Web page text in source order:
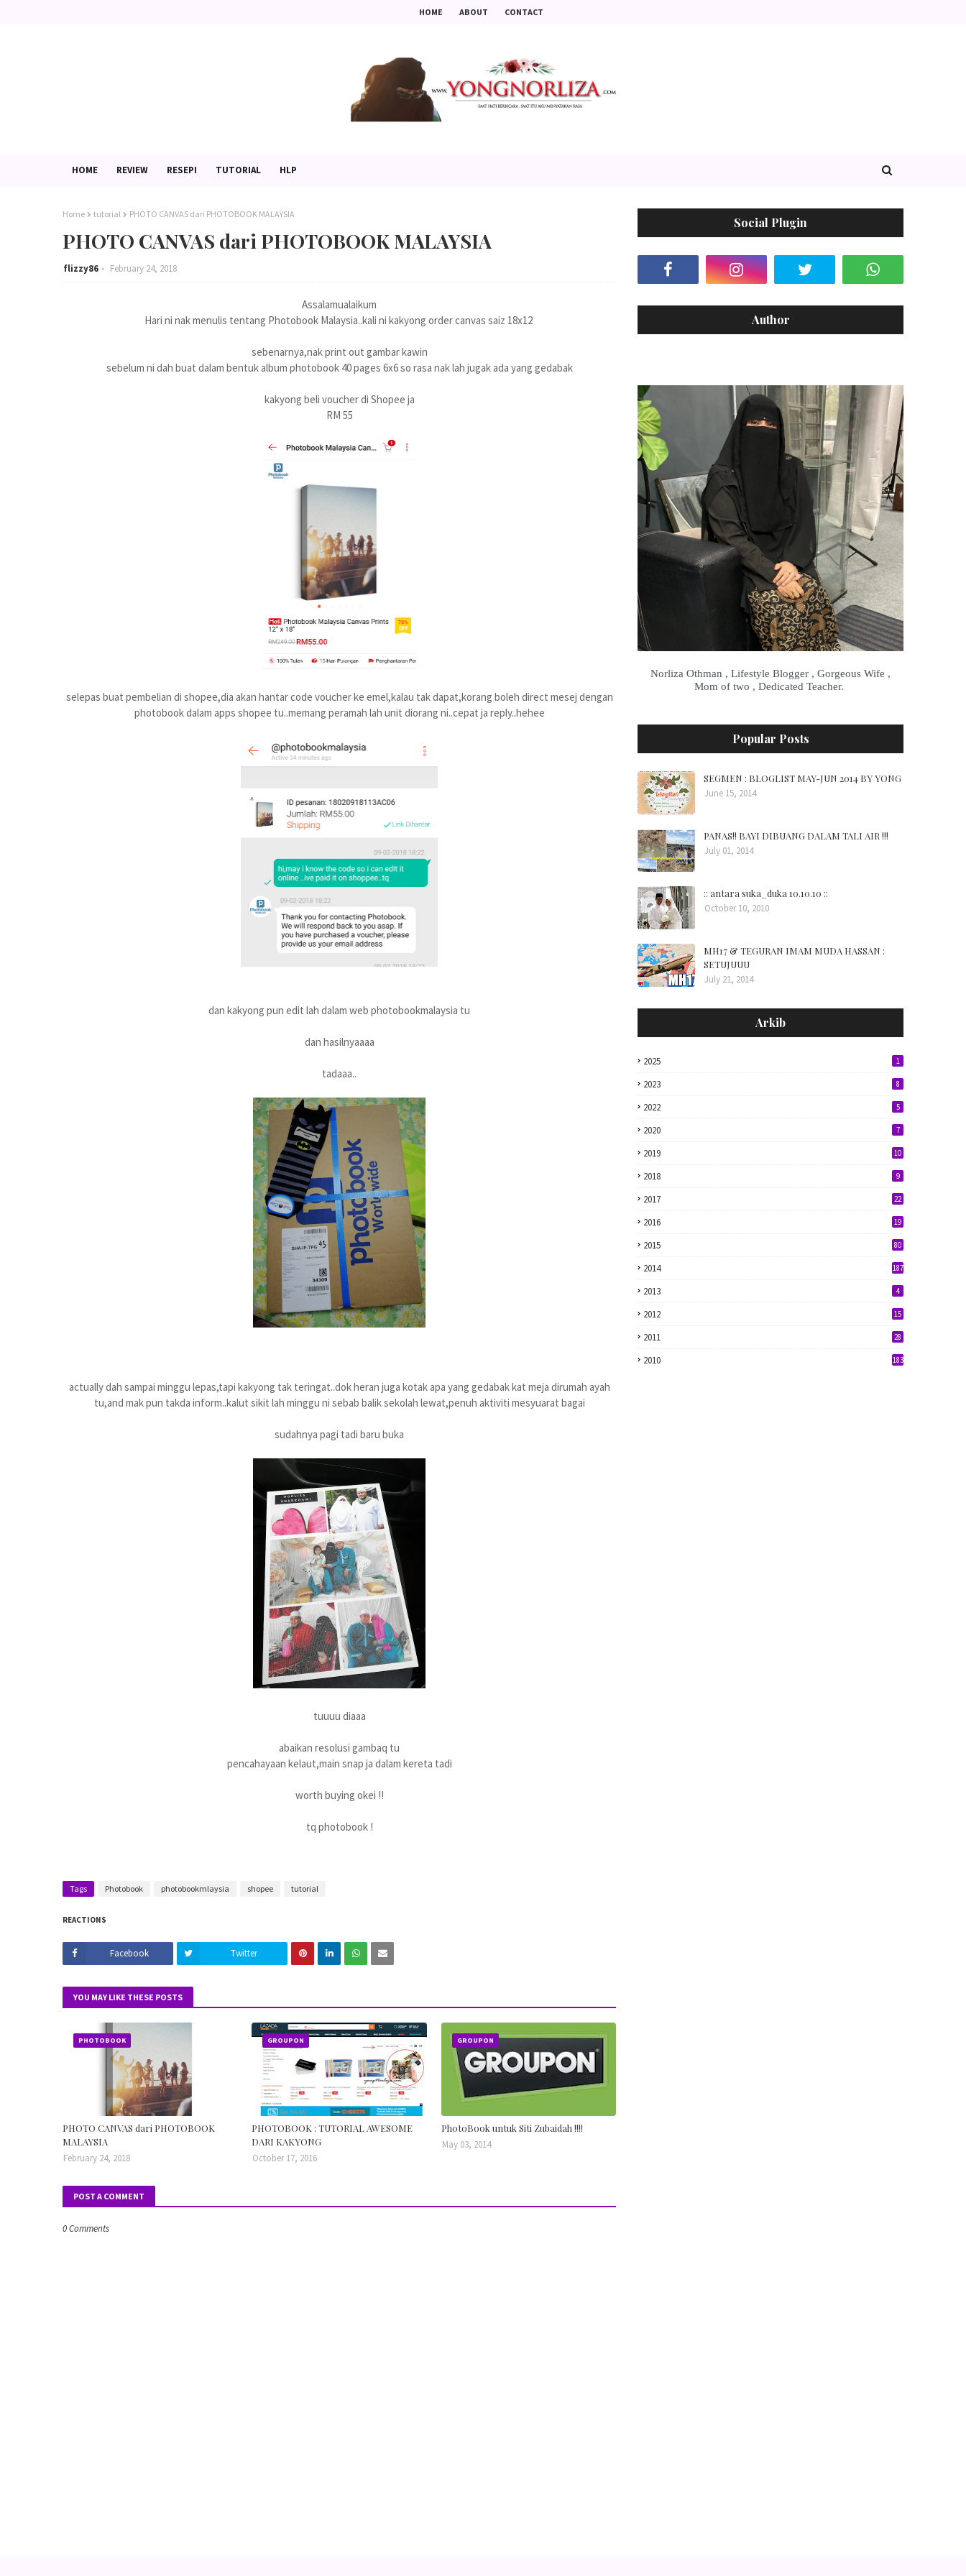
HOME ABOUT CONTACT
HOME REVIEW RESEPI TUTORIAL HLP
Home tutorial PHOTO CANVAS dari PHOTOBOOK MALAYSIA
PHOTO CANVAS dari PHOTOBOOK MALAYSIA
flizzy86 February 24, 2018
Assalamualaikum
Hari ni nak menulis tentang Photobook Malaysia..kali ni kakyong order canvas saiz 18x12
sebenarnya,nak print out gambar kawin
sebelum ni dah buat dalam bentuk album photobook 40 pages 6x6 so rasa nak lah jugak ada yang gedabak
kakyong beli voucher di Shopee ja
RM 55
selepas buat pembelian di shopee,dia akan hantar code voucher ke emel,kalau tak dapat,korang boleh direct mesej dengan
photobook dalam apps shopee tu..memang peramah lah unit diorang ni..cepat ja reply..hehee
dan kakyong pun edit lah dalam web photobookmalaysia tu
dan hasilnyaaaa
tadaaa..
actually dah sampai minggu lepas,tapi kakyong tak teringat..dok heran juga kotak apa yang gedabak kat meja dirumah ayah
tu,and mak pun takda inform..kalut sikit lah minggu ni sebab balik sekolah lewat,penuh aktiviti mesyuarat bagai
sudahnya pagi tadi baru buka
tuuuu diaaa
abaikan resolusi gambaq tu
pencahayaan kelaut,main snap ja dalam kereta tadi
worth buying okei !!
tq photobook !
Tags Photobook photobookmlaysia shopee tutorial
REACTIONS
Facebook Twitter
YOU MAY LIKE THESE POSTS
PHOTOBOOK
PHOTO CANVAS dari PHOTOBOOK
MALAYSIA
February 24, 2018
GROUPON
PHOTOBOOK : TUTORIAL AWESOME
DARI KAKYONG
October 17, 2016
GROUPON
PhotoBook untuk Siti Zubaidah !!!!
May 03, 2014
POST A COMMENT
0 Comments
Social Plugin
Author
Norliza Othman , Lifestyle Blogger , Gorgeous Wife ,
Mom of two , Dedicated Teacher.
Popular Posts
SEGMEN : BLOGLIST MAY-JUN 2014 BY YONG
June 15, 2014
PANAS!! BAYI DIBUANG DALAM TALI AIR !!!
July 01, 2014
:: antara suka_duka 10.10.10 ::
October 10, 2010
MH17 & TEGURAN IMAM MUDA HASSAN :
SETUJUUU
July 21, 2014
Arkib
2025 1
2023 8
2022 5
2020 7
2019 10
2018 9
2017 22
2016 19
2015 80
2014 187
2013 4
2012 15
2011 28
2010 183